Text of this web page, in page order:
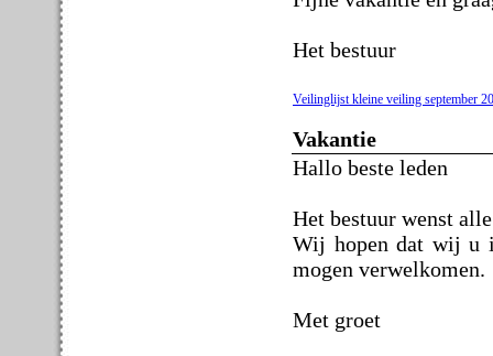
Het bestuur
Veilinglijst kleine veiling september
Vakantie
Hallo beste leden
Het bestuur wenst
Wij hopen dat wij u
mogen verwelkomen.
Met groet